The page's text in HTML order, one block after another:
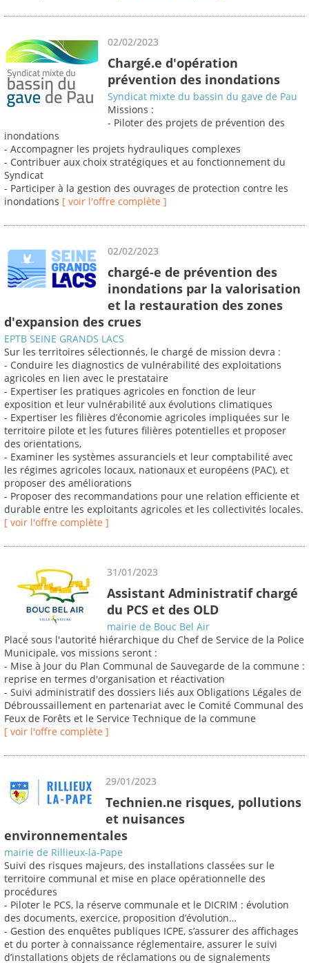
02/02/2023
Chargé.e d'opération
prévention des inondations
Syndicat mixte du bassin du gave de Pau
Missions :
- Piloter des projets de prévention des
inondations
- Accompagner les projets hydrauliques complexes
- Contribuer aux choix stratégiques et au fonctionnement du
Syndicat
- Participer à la gestion des ouvrages de protection contre les
inondations [ voir l'offre complète ]
02/02/2023
chargé-e de prévention des
inondations par la valorisation
et la restauration des zones
d'expansion des crues
EPTB SEINE GRANDS LACS
Sur les territoires sélectionnés, le chargé de mission devra :
- Conduire les diagnostics de vulnérabilité des exploitations
agricoles en lien avec le prestataire
- Expertiser les pratiques agricoles en fonction de leur
exposition et leur vulnérabilité aux évolutions climatiques
- Expertiser les filières d’économie agricoles impliquées sur le
territoire pilote et les futures filières potentielles et proposer
des orientations,
- Examiner les systèmes assuranciels et leur comptabilité avec
les régimes agricoles locaux, nationaux et européens (PAC), et
proposer des améliorations
- Proposer des recommandations pour une relation efficiente et
durable entre les exploitants agricoles et les collectivités locales.
[ voir l'offre complète ]
31/01/2023
Assistant Administratif chargé
du PCS et des OLD
mairie de Bouc Bel Air
Placé sous l'autorité hiérarchique du Chef de Service de la Police
Municipale, vos missions seront :
- Mise à Jour du Plan Communal de Sauvegarde de la commune :
reprise en termes d'organisation et réactivation
- Suivi administratif des dossiers liés aux Obligations Légales de
Débroussaillement en partenariat avec le Comité Communal des
Feux de Forêts et le Service Technique de la commune
[ voir l'offre complète ]
29/01/2023
Technien.ne risques, pollutions
et nuisances
environnementales
mairie de Rillieux-la-Pape
Suivi des risques majeurs, des installations classées sur le
territoire communal et mise en place opérationnelle des
procédures
- Piloter le PCS, la réserve communale et le DICRIM : évolution
des documents, exercice, proposition d’évolution…
- Gestion des enquêtes publiques ICPE, s’assurer des affichages
et du porter à connaissance réglementaire, assurer le suivi
d’installations objets de réclamations ou de signalements